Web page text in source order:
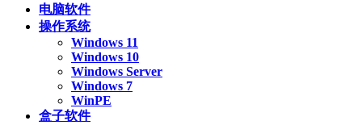
电脑软件
操作系统
Windows 11
Windows 10
Windows Server
Windows 7
WinPE
盒子软件